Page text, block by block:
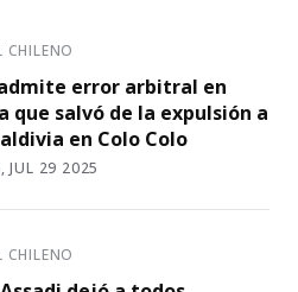
CHILENO
admite error arbitral en
que salvó de la expulsión a
en Colo Colo
JUL 29 2025
CHILENO